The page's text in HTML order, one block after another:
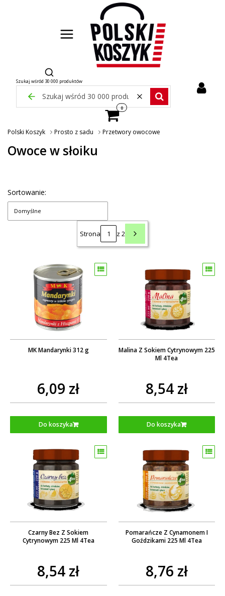
Otwórz wyszukiwarkę
Szukaj wśród 30 000 produktów
Zamknij wyszukiwarkę WyczyśćSzukaj wśród 30 000
Produkty w koszyku: 0. Zobacz
Polski Koszyk Prosto z sadu Przetwory owocowe
Owoce w słoiku
Sortowanie:
Domyślne
Strona z 2
MK Mandarynki 312 g
6,09 zł
Do koszyka
Malina Z Sokiem Cytrynowym 225
Ml 4Tea
8,54 zł
Do koszyka
Czarny Bez Z Sokiem
Cytrynowym 225 Ml 4Tea
8,54 zł
Pomarańcze Z Cynamonem I
Goździkami 225 Ml 4Tea
8,76 zł